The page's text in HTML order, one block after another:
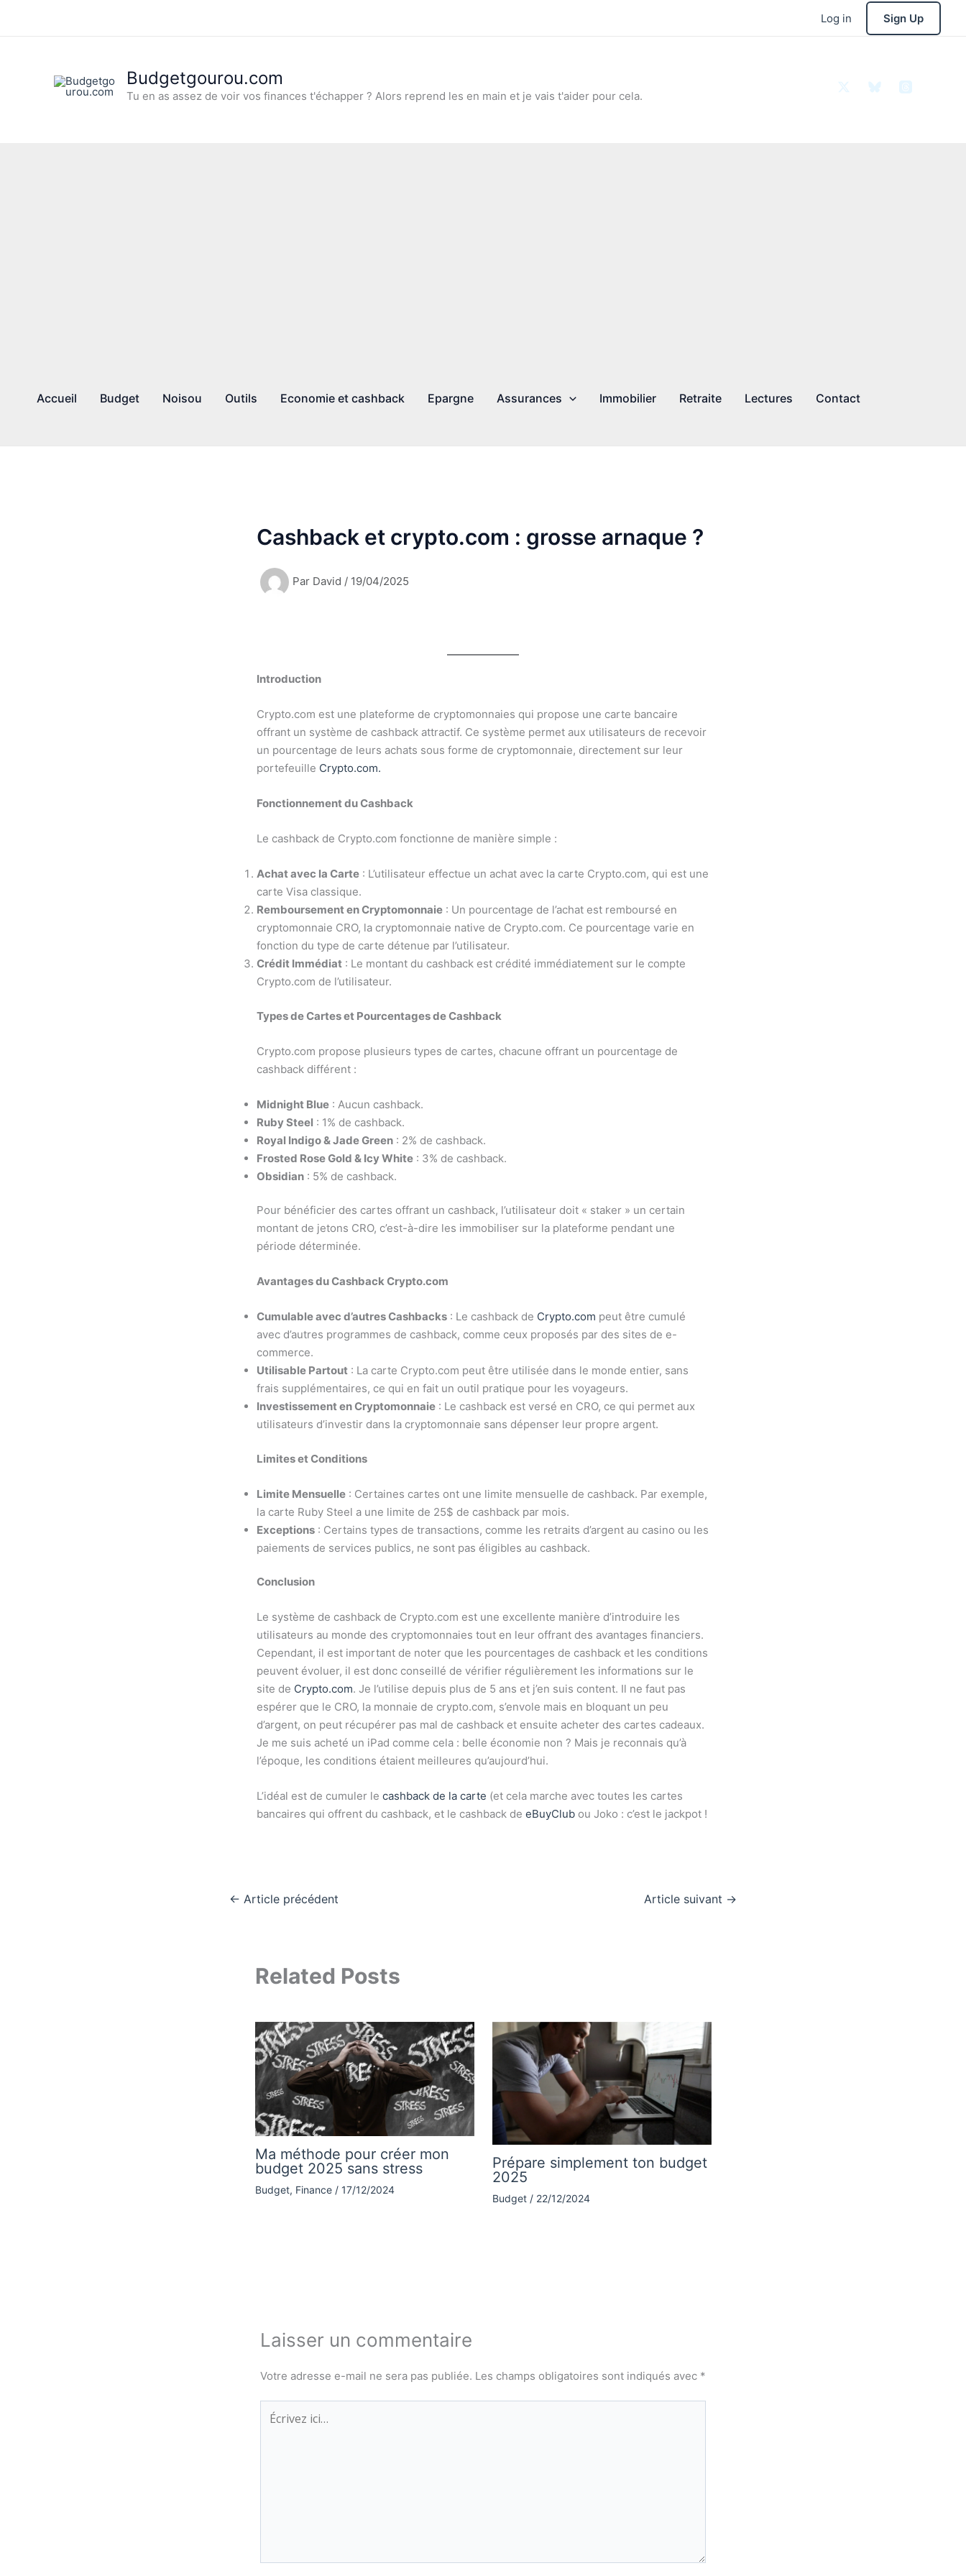
Log in Sign Up
Budgetgourou.com
Tu en as assez de voir vos finances t'échapper ? Alors reprend les en main et je vais t'aider pour cela.
Accueil Budget Noisou Outils Economie et cashback Epargne Assurances Immobilier Retraite Lectures Contact
Cashback et crypto.com : grosse arnaque ?
Par David / 19/04/2025
Introduction
Crypto.com est une plateforme de cryptomonnaies qui propose une carte bancaire
offrant un système de cashback attractif. Ce système permet aux utilisateurs de recevoir
un pourcentage de leurs achats sous forme de cryptomonnaie, directement sur leur
portefeuille Crypto.com.
Fonctionnement du Cashback
Le cashback de Crypto.com fonctionne de manière simple :
Achat avec la Carte : L’utilisateur effectue un achat avec la carte Crypto.com, qui est une
carte Visa classique.
Remboursement en Cryptomonnaie : Un pourcentage de l’achat est remboursé en
cryptomonnaie CRO, la cryptomonnaie native de Crypto.com. Ce pourcentage varie en
fonction du type de carte détenue par l’utilisateur.
Crédit Immédiat : Le montant du cashback est crédité immédiatement sur le compte
Crypto.com de l’utilisateur.
Types de Cartes et Pourcentages de Cashback
Crypto.com propose plusieurs types de cartes, chacune offrant un pourcentage de
cashback différent :
Midnight Blue : Aucun cashback.
Ruby Steel : 1% de cashback.
Royal Indigo & Jade Green : 2% de cashback.
Frosted Rose Gold & Icy White : 3% de cashback.
Obsidian : 5% de cashback.
Pour bénéficier des cartes offrant un cashback, l’utilisateur doit « staker » un certain
montant de jetons CRO, c’est-à-dire les immobiliser sur la plateforme pendant une
période déterminée.
Avantages du Cashback Crypto.com
Cumulable avec d’autres Cashbacks : Le cashback de Crypto.com peut être cumulé
avec d’autres programmes de cashback, comme ceux proposés par des sites de e-
commerce.
Utilisable Partout : La carte Crypto.com peut être utilisée dans le monde entier, sans
frais supplémentaires, ce qui en fait un outil pratique pour les voyageurs.
Investissement en Cryptomonnaie : Le cashback est versé en CRO, ce qui permet aux
utilisateurs d’investir dans la cryptomonnaie sans dépenser leur propre argent.
Limites et Conditions
Limite Mensuelle : Certaines cartes ont une limite mensuelle de cashback. Par exemple,
la carte Ruby Steel a une limite de 25$ de cashback par mois.
Exceptions : Certains types de transactions, comme les retraits d’argent au casino ou les
paiements de services publics, ne sont pas éligibles au cashback.
Conclusion
Le système de cashback de Crypto.com est une excellente manière d’introduire les
utilisateurs au monde des cryptomonnaies tout en leur offrant des avantages financiers.
Cependant, il est important de noter que les pourcentages de cashback et les conditions
peuvent évoluer, il est donc conseillé de vérifier régulièrement les informations sur le
site de Crypto.com. Je l’utilise depuis plus de 5 ans et j’en suis content. Il ne faut pas
espérer que le CRO, la monnaie de crypto.com, s’envole mais en bloquant un peu
d’argent, on peut récupérer pas mal de cashback et ensuite acheter des cartes cadeaux.
Je me suis acheté un iPad comme cela : belle économie non ? Mais je reconnais qu’à
l’époque, les conditions étaient meilleures qu’aujourd’hui.
L’idéal est de cumuler le cashback de la carte (et cela marche avec toutes les cartes
bancaires qui offrent du cashback, et le cashback de eBuyClub ou Joko : c’est le jackpot !
← Article précédent Article suivant →
Related Posts
Ma méthode pour créer mon
budget 2025 sans stress
Budget, Finance/ 17/12/2024
Prépare simplement ton budget
2025
Budget/ 22/12/2024
Laisser un commentaire
Votre adresse e-mail ne sera pas publiée. Les champs obligatoires sont indiqués avec *
Écrivez
ici…